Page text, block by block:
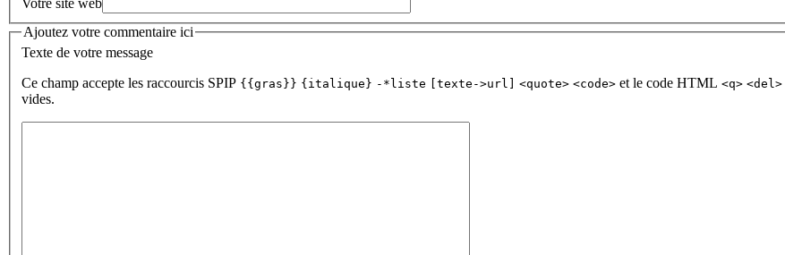
Ajoutez votre commentaire ici
Texte de votre message
Ce champ accepte les raccourcis SPIP {{gras}} {italique} -*liste [texte->url] <quote> <code> et le code HTML <q> <del>
vides.